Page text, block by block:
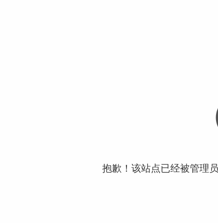
抱歉！该站点已经被管理